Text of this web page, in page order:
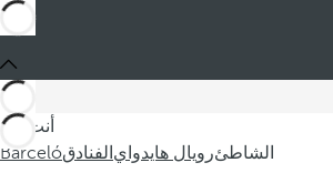
أنت في
Barcelóالفنادق رويال هايدوايالشاطئ